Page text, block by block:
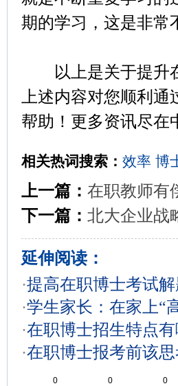
期的学习，这是非常
以上是关于提升在
上述内容对您顺利
帮助！更多资讯尽在
相关热词搜索： 效率 博
上一篇： 在职教师有
下一篇： 北大企业战
延伸阅读：
·提高在职博士考试
·学生家长：在家上“
·在职博士招生特点有
·在职博士报考前该
0 0 0